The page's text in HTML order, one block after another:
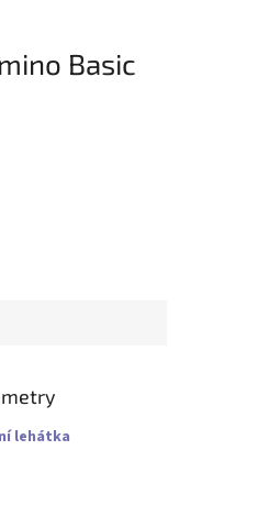
Basic
lehátka